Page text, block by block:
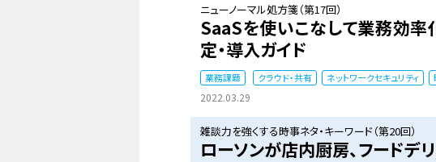
ニューノーマル処方箋（第17回）
SaaSを使いこなして業務効率
定・導入ガイド
業務課題 クラウド・共有 ネットワークセキュリティ
2022.03.29
雑談力を強くする時事ネタ・キーワード（第20回）
ローソンが店内厨房、フードデ